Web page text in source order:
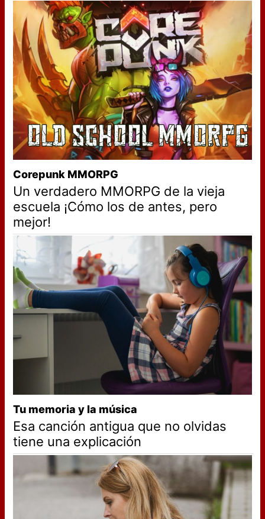
Corepunk MMORPG
Un verdadero MMORPG de la vieja
escuela ¡Cómo los de antes, pero
mejor!
Tu memoria y la música
Esa canción antigua que no olvidas
tiene una explicación